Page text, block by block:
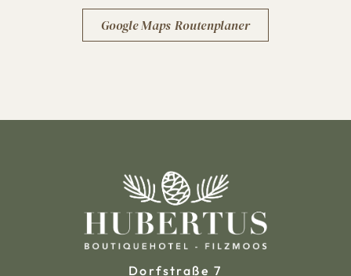
Google Maps Routenplaner
Dorfstraße 7